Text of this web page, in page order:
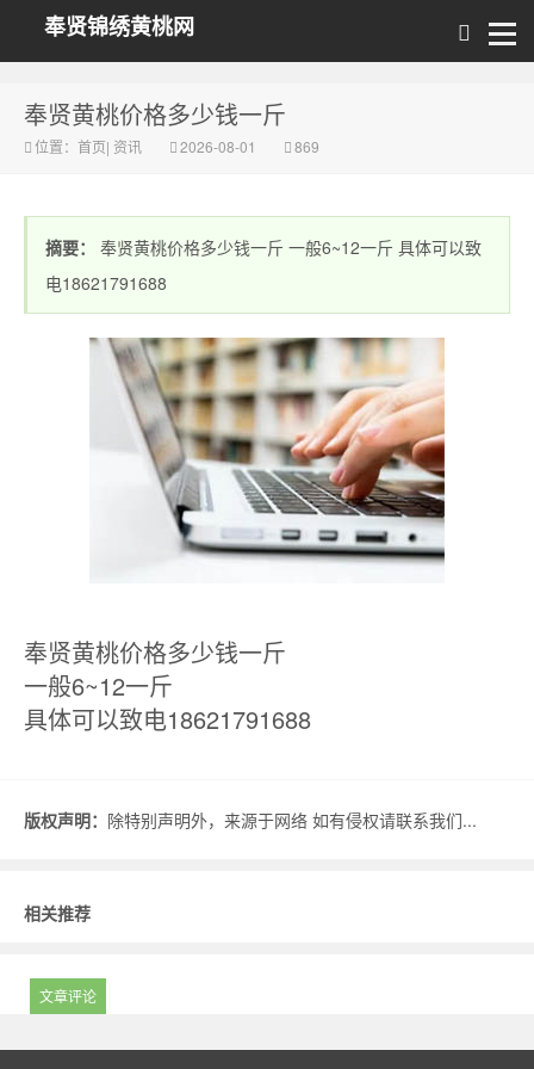
奉贤锦绣黄桃网
奉贤黄桃价格多少钱一斤
位置： 首页| 资讯 2026-08-01 869
摘要：
奉贤黄桃价格多少钱一斤 一般6~12一斤 具体可以致
电18621791688
奉贤黄桃价格多少钱一斤
一般6~12一斤
具体可以致电18621791688
版权声明： 除特别声明外，来源于网络 如有侵权请联系我们...
相关推荐
文章评论